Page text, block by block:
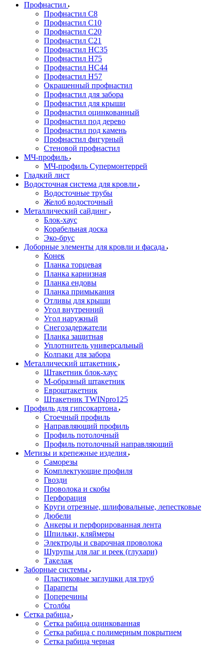
Профнастил
Профнастил С8
Профнастил С10
Профнастил С20
Профнастил С21
Профнастил НС35
Профнастил Н75
Профнастил HC44
Профнастил Н57
Окрашенный профнастил
Профнастил для забора
Профнастил для крыши
Профнастил оцинкованный
Профнастил под дерево
Профнастил под камень
Профнастил фигурный
Стеновой профнастил
МЧ-профиль
МЧ-профиль Супермонтеррей
Гладкий лист
Водосточная система для кровли
Водосточные трубы
Желоб водосточный
Металлический сайдинг
Блок-хаус
Корабельная доска
Эко-брус
Доборные элементы для кровли и фасада
Конек
Планка торцевая
Планка карнизная
Планка ендовы
Планка примыкания
Отливы для крыши
Угол внутренний
Угол наружный
Снегозадержатели
Планка защитная
Уплотнитель универсальный
Колпаки для забора
Металлический штакетник
Штакетник блок-хаус
М-образный штакетник
Евроштакетник
Штакетник TWINpro125
Профиль для гипсокартона
Стоечный профиль
Направляющий профиль
Профиль потолочный
Профиль потолочный направляющий
Метизы и крепежные изделия
Саморезы
Комплектующие профиля
Гвозди
Проволока и скобы
Перфорация
Круги отрезные, шлифовальные, лепестковые
Дюбели
Анкеры и перфорированная лента
Шпильки, кляймеры
Электроды и сварочная проволока
Шурупы для лаг и реек (глухари)
Такелаж
Заборные системы
Пластиковые заглушки для труб
Парапеты
Поперечины
Столбы
Сетка рабица
Сетка рабица оцинкованная
Сетка рабица с полимерным покрытием
Сетка рабица черная